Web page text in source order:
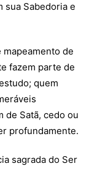
sua Sabedoria e
de
fazem parte de
quem
de Satã, cedo ou
profundamente.
sagrada do Ser